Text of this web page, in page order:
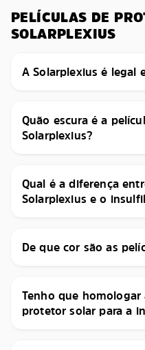
PELÍCULAS DE
SOLARPLEXIUS
A Solarplexius é legal
Quão escura é a
Solarplexius?
Qual é a diferença
Solarplexius e o
De que cor são as
Tenho que homologar
protetor solar para a